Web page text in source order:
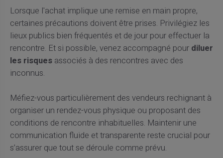
Lorsque l'achat implique une remise en main propre,
certaines précautions doivent être prises. Privilégiez les
lieux publics bien fréquentés et de jour pour effectuer la
rencontre. Et si possible, venez accompagné pour diluer
les risquesassociés à des rencontres avec des
inconnus.
Méfiez-vous particulièrement des vendeurs rechignant à
organiser un rendez-vous physique ou proposant des
conditions de rencontre inhabituelles. Maintenir une
communication fluide et transparente reste crucial pour
s’assurer que tout se déroule comme prévu.